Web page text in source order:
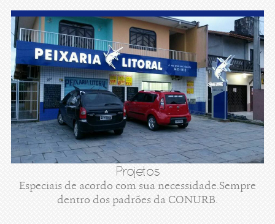
Projetos
Especiais de acordo com sua necessidade.Sempre
dentro dos padrões da CONURB.